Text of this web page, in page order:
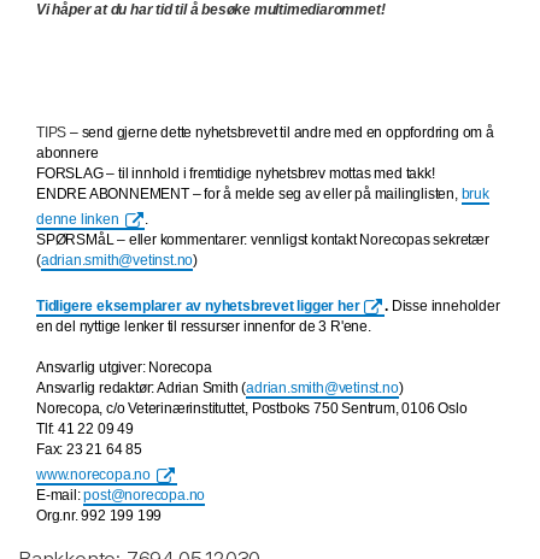
Vi håper at du har tid til å besøke multimediarommet!
TIPS – send gjerne dette nyhetsbrevet til andre med en oppfordring om å
abonnere
FORSLAG– til innhold i fremtidige nyhetsbrev mottas med takk!
ENDRE ABONNEMENT– for å melde seg av eller på mailinglisten, bruk
denne linken
.
SPØRSMåL – eller kommentarer: vennligst kontakt Norecopas sekretær
(adrian.smith@vetinst.no)
Tidligere eksemplarer av nyhetsbrevet ligger her . Disse inneholder
en del nyttige lenker til ressurser innenfor de 3 R'ene.
Ansvarlig utgiver: Norecopa
Ansvarlig redaktør: Adrian Smith (adrian.smith@vetinst.no)
Norecopa, c/o Veterinærinstituttet, Postboks 750 Sentrum, 0106 Oslo
Tlf: 41 22 09 49
Fax: 23 21 64 85
www.norecopa.no
E-mail:post@norecopa.no
Org.nr. 992 199 199